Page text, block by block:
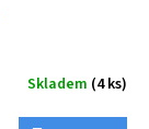
Skladem (4 ks)